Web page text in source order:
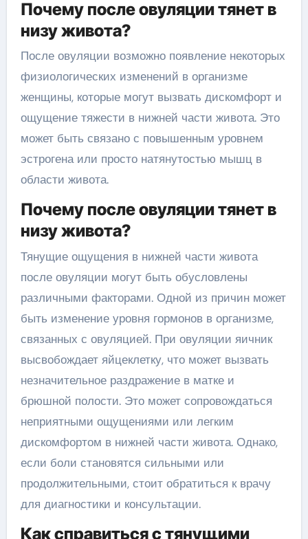
Почему после овуляции тянет в
низу живота?
После овуляции возможно появление некоторых
физиологических изменений в организме
женщины, которые могут вызвать дискомфорт и
ощущение тяжести в нижней части живота. Это
может быть связано с повышенным уровнем
эстрогена или просто натянутостью мышц в
области живота.
Почему после овуляции тянет в
низу живота?
Тянущие ощущения в нижней части живота
после овуляции могут быть обусловлены
различными факторами. Одной из причин может
быть изменение уровня гормонов в организме,
связанных с овуляцией. При овуляции яичник
высвобождает яйцеклетку, что может вызвать
незначительное раздражение в матке и
брюшной полости. Это может сопровождаться
неприятными ощущениями или легким
дискомфортом в нижней части живота. Однако,
если боли становятся сильными или
продолжительными, стоит обратиться к врачу
для диагностики и консультации.
Как справиться с тянущими